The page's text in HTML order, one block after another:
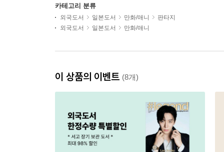
카테고리 분류
외국도서 일본도서 만화/애니
판타지
외국도서
일본도서 만화/애니
이 상품의 이벤트 (8개)